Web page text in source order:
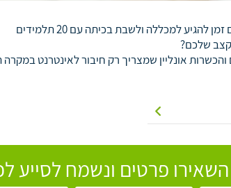
להגיע למכללה ולשבת בכיתה עם 20 תלמידים
שלכם?
והכשרות אונליין שמצריך רק חיבור לאינטרנט
פרטים ונשמח לסייע